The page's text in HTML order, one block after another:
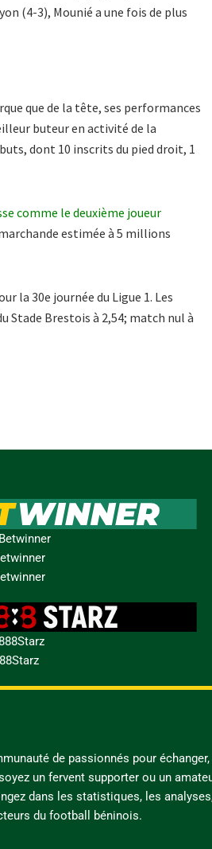
(4-3), Mounié a une fois de plus
que de la tête, ses performances
buteur en activité de la
dont 10 inscrits du pied droit, 1
comme le deuxième joueur
estimée à 5 millions
la 30e journée du Ligue 1. Les
Stade Brestois à 2,54; match nul à
de passionnés pour
un fervent supporter ou un
dans les statistiques, les
du football béninois.